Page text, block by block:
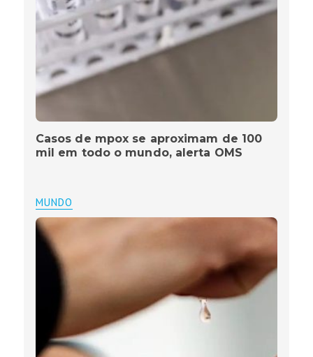
Casos de mpox se aproximam de 100
mil em todo o mundo, alerta OMS
MUNDO